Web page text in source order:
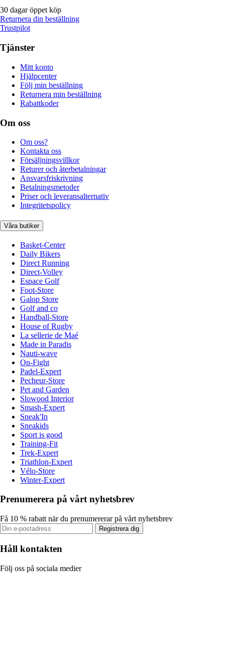
30 dagar öppet köp
Returnera din beställning
Trustpilot
Tjänster
Mitt konto
Hjälpcenter
Följ min beställning
Returnera min beställning
Rabattkoder
Om oss
Om oss?
Kontakta oss
Försäljningsvillkor
Returer och återbetalningar
Ansvarsfriskrivning
Betalningsmetoder
Priser och leveransalternativ
Integritetspolicy
Våra butiker
Basket-Center
Daily Bikers
Direct Running
Direct-Volley
Espace Golf
Foot-Store
Galop Store
Golf and co
Handball-Store
House of Rugby
La sellerie de Maé
Made in Paradis
Nauti-wave
On-Fight
Padel-Expert
Pecheur-Store
Pet and Garden
Slowood Interior
Smash-Expert
Sneak'In
Sneakids
Sport is good
Training-Fit
Trek-Expert
Triathlon-Expert
Vélo-Store
Winter-Expert
Prenumerera på vårt nyhetsbrev
Få 10 % rabatt när du prenumererar på vårt nyhetsbrev
Registrera dig
Håll kontakten
Följ oss på sociala medier